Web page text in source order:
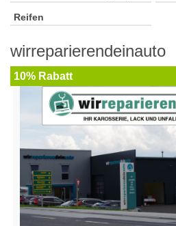
Reifen
wirreparierendeinauto
10% Rabatt